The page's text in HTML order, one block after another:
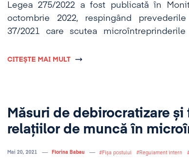
Legea 275/2022 a fost publicată în
octombrie 2022, respingând
37/2021 care scutea
CITEȘTE MAI MULT
Măsuri de debirocratizare
relațiilor de muncă în
Mai 20, 2021 Florina Babau Fișa postului Regulament intern